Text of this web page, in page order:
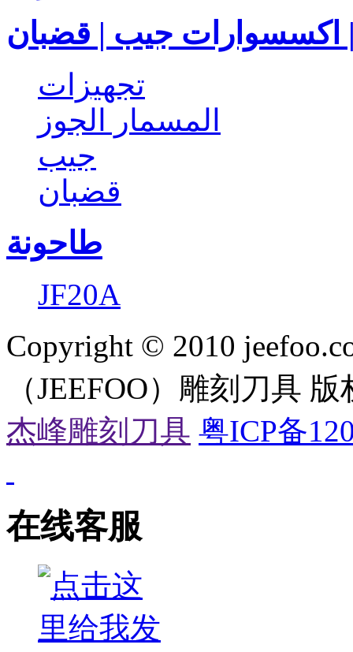
| اكسسوارات جيب | قضبان
تجهيزات
المسمار الجوز
جيب
قضبان
طاحونة
JF20A
Copyright © 2010
（JEEFOO）雕刻刀具
杰峰雕刻刀具 粤ICP备
在线客服